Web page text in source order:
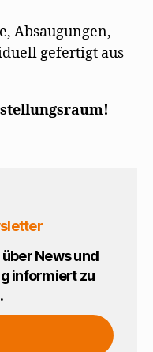
Absaugungen,
gefertigt aus
News und
informiert zu